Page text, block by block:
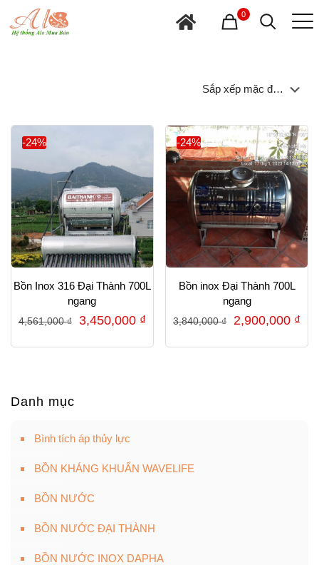
0
-24%
Bồn Inox 316 Đại Thành 700L
ngang
4,561,000₫
Giá
3,450,000 ₫Giá
-24%
Bồn inox Đại Thành 700L
ngang
3,840,000₫
Giá
2,900,000 ₫
Danh mục
Bình tích áp thủy lực
BỒN KHÁNG KHUẨN WAVELIFE
BỒN NƯỚC
BỒN NƯỚC ĐẠI THÀNH
BỒN NƯỚC INOX DAPHA